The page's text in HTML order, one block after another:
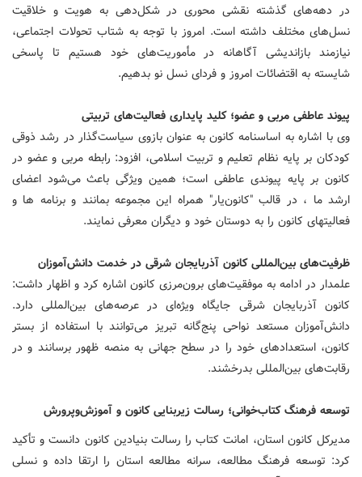
در دهه‌های گذشته نقشی محوری در شکل‌دهی به هویت و خلاقیت
نسل‌های مختلف داشته است. امروز با توجه به شتاب تحولات اجتماعی،
نیازمند بازاندیشی آگاهانه در مأموریت‌های خود هستیم تا پاسخی
شایسته به اقتضائات امروز و فردای نسل نو بدهیم.
پیوند عاطفی مربی و عضو؛ کلید پایداری فعالیت‌های تربیتی
وی با اشاره به اساسنامه کانون به عنوان بازوی سیاست‌گذار در رشد ذوقی
کودکان بر پایه نظام تعلیم و تربیت اسلامی، افزود: رابطه مربی و عضو در
کانون بر پایه پیوندی عاطفی است؛ همین ویژگی باعث می‌شود اعضای
ارشد ما ، در قالب "کانون‌یار" همراه این مجموعه بمانند و برنامه ها و
فعالیتهای کانون را به دوستان خود و دیگران معرفی نمایند.
ظرفیت‌های بین‌المللی کانون آذربایجان شرقی در خدمت دانش‌آموزان
علمدار در ادامه به موفقیت‌های برون‌مرزی کانون اشاره کرد و اظهار داشت:
کانون آذربایجان شرقی جایگاه ویژه‌ای در عرصه‌های بین‌المللی دارد.
دانش‌آموزان مستعد نواحی پنج‌گانه تبریز می‌توانند با استفاده از بستر
کانون، استعدادهای خود را در سطح جهانی به منصه ظهور برسانند و در
رقابت‌های بین‌المللی بدرخشند.
توسعه فرهنگ کتاب‌خوانی؛ رسالت زیربنایی کانون و آموزش‌وپرورش
مدیرکل کانون استان، امانت کتاب را رسالت بنیادین کانون دانست و تأکید
کرد: توسعه فرهنگ مطالعه، سرانه مطالعه استان را ارتقا داده و نسلی